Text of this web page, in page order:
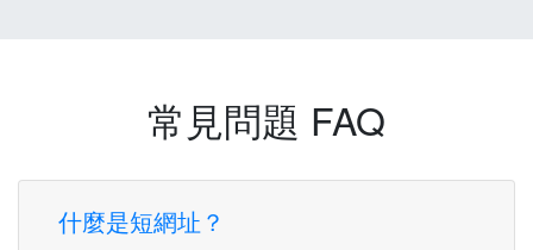
常見問題 FAQ
什麼是短網址？